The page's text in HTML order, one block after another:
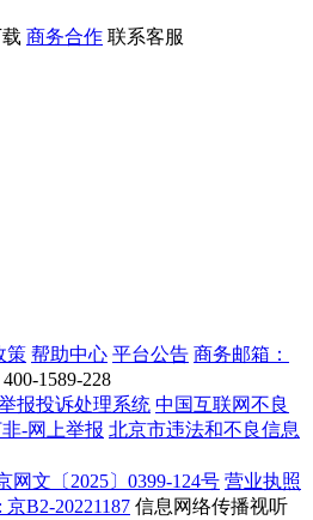
商务合作 联系客服
策 帮助中心 平台公告 商务邮箱：
1589-228
报投诉处理系统 中国互联网不良
-网上举报 北京市违法和不良信息
网文〔2025〕0399-124号 营业执照
B2-20221187 信息网络传播视听